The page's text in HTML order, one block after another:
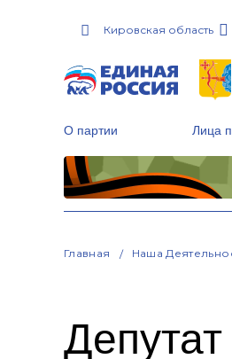
Кировская область
О партии Лица
Главная Наша